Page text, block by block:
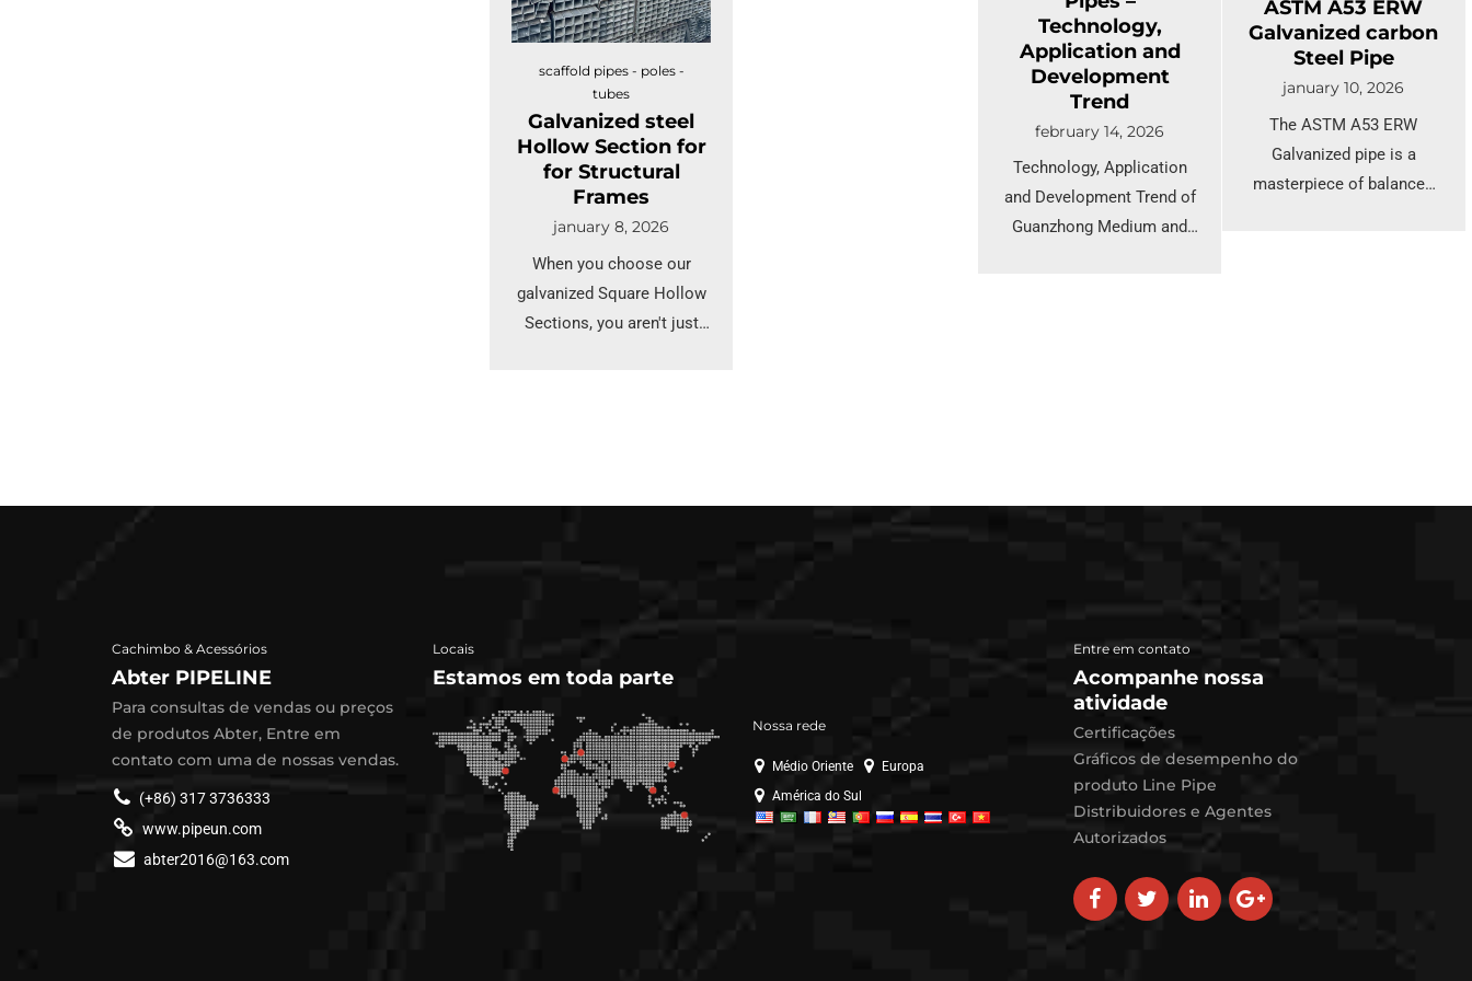
assistance, custom
inquiries, or to request a
formal quotation, please
contact our engineering
sales team.
Technology,
Application and
Development
Trend
february 14, 2026
Technology, Application
and Development Trend of
Guanzhong Medium and
ASTM A53 ERW
Galvanized carbon
Steel Pipe
january 10, 2026
The ASTM A53 ERW
Galvanized pipe is a
masterpiece of balanced
product that is built to
scaffold pipes - poles -
tubes
Galvanized steel
Hollow Section for
for Structural
Frames
january 8, 2026
When you choose our
galvanized Square Hollow
Sections, you aren't just
Cachimbo & Acessórios
Abter PIPELINE
Para consultas de vendas ou preços
de produtos Abter, Entre em
contato com uma de nossas vendas.
(+86) 317 3736333
www.pipeun.com
abter2016@163.com
Locais
Estamos em toda parte
Nossa rede
Médio Oriente
Europa
América do Sul
Entre em contato
Acompanhe nossa
atividade
Certificações
Gráficos de desempenho do
produto Line Pipe
Distribuidores e Agentes
Autorizados